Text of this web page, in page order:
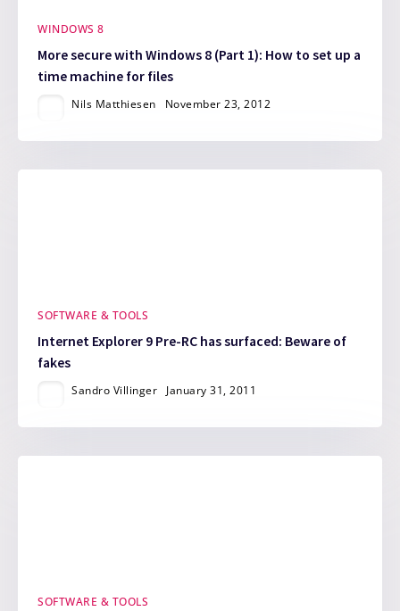
WINDOWS 8
More secure with Windows 8 (Part 1): How to set up a
time machine for files
Nils Matthiesen November 23, 2012
SOFTWARE & TOOLS
Internet Explorer 9 Pre-RC has surfaced: Beware of
fakes
Sandro Villinger January 31, 2011
SOFTWARE & TOOLS